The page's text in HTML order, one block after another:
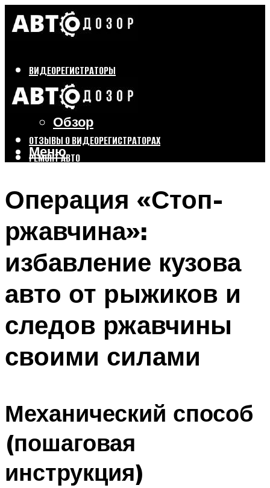
ВИДЕОРЕГИСТРАТОРЫ
Бренды
Выбор
Обзор
ОТЗЫВЫ О ВИДЕОРЕГИСТРАТОРАХ
РЕМОНТ АВТО
Меню
Меню
Операция «Стоп-
ржавчина»:
избавление кузова
авто от рыжиков и
следов ржавчины
своими силами
Механический способ
(пошаговая
инструкция)